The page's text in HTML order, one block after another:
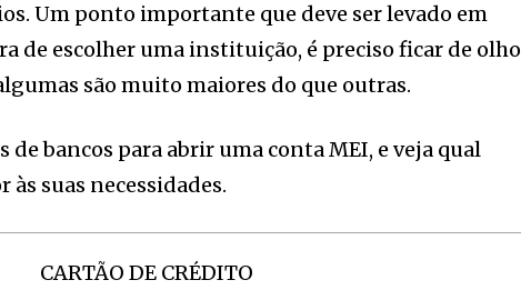
Um ponto importante que deve ser levado em
de escolher uma instituição, é preciso ficar de olho
são muito maiores do que outras.
de bancos para abrir uma conta MEI, e veja qual
suas necessidades.